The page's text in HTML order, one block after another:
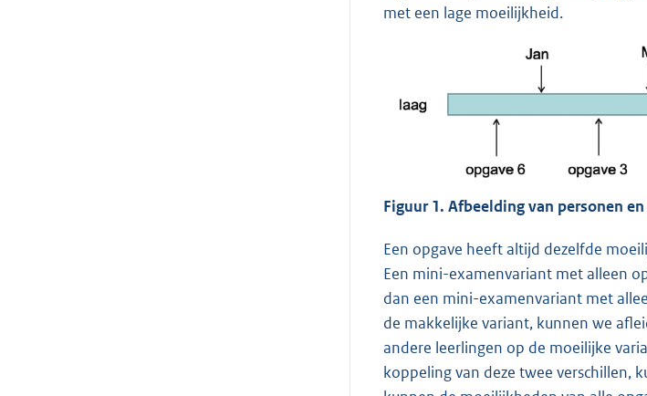
met een lage moeilijkheid.
Figuur 1. Afbeelding van personen
Een opgave heeft altijd dezelfde
Een mini-examenvariant met alleen
dan een mini-examenvariant met
de makkelijke variant, kunnen we
andere leerlingen op de moeilijke
koppeling van deze twee verschillen,